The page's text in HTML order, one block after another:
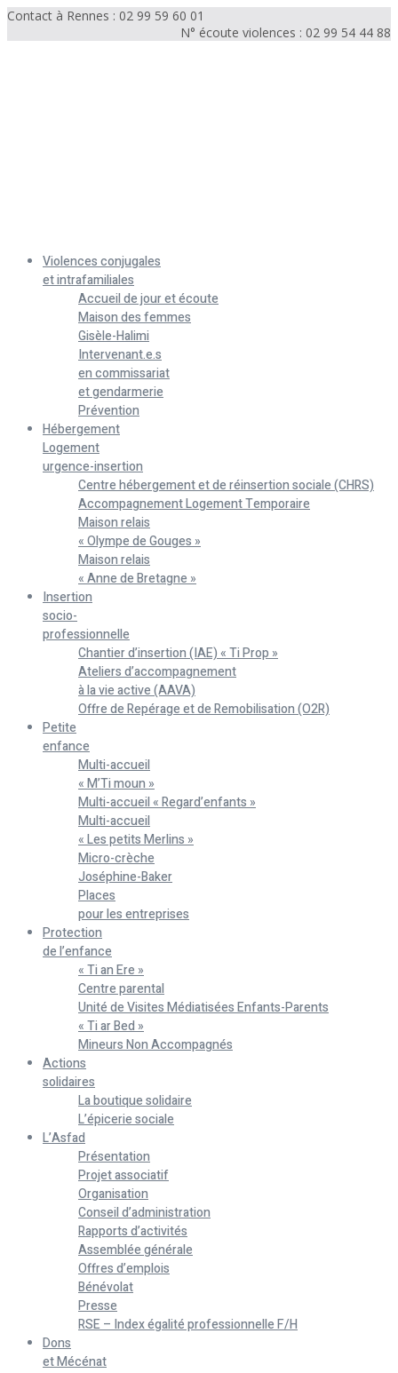
Contact à Rennes : 02 99 59 60 01
N° écoute violences : 02 99 54 44 88
Violences conjugales
et intrafamiliales
Accueil de jour et écoute
Maison des femmes
Gisèle-Halimi
Intervenant.e.s
en commissariat
et gendarmerie
Prévention
Hébergement
Logement
urgence-insertion
Centre hébergement et de réinsertion sociale (CHRS)
Accompagnement Logement Temporaire
Maison relais
« Olympe de Gouges »
Maison relais
« Anne de Bretagne »
Insertion
socio-
professionnelle
Chantier d’insertion (IAE) « Ti Prop »
Ateliers d’accompagnement
à la vie active (AAVA)
Offre de Repérage et de Remobilisation (O2R)
Petite
enfance
Multi-accueil
« M’Ti moun »
Multi-accueil « Regard’enfants »
Multi-accueil
« Les petits Merlins »
Micro-crèche
Joséphine-Baker
Places
pour les entreprises
Protection
de l’enfance
« Ti an Ere »
Centre parental
Unité de Visites Médiatisées Enfants-Parents
« Ti ar Bed »
Mineurs Non Accompagnés
Actions
solidaires
La boutique solidaire
L’épicerie sociale
L’Asfad
Présentation
Projet associatif
Organisation
Conseil d’administration
Rapports d’activités
Assemblée générale
Offres d’emplois
Bénévolat
Presse
RSE – Index égalité professionnelle F/H
Dons
et Mécénat